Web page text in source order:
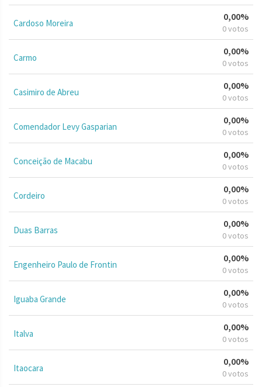
Cardoso Moreira
0,00%
0 votos
Carmo
0,00%
0 votos
Casimiro de Abreu
0,00%
0 votos
Comendador Levy Gasparian
0,00%
0 votos
Conceição de Macabu
0,00%
0 votos
Cordeiro
0,00%
0 votos
Duas Barras
0,00%
0 votos
Engenheiro Paulo de Frontin
0,00%
0 votos
Iguaba Grande
0,00%
0 votos
Italva
0,00%
0 votos
Itaocara
0,00%
0 votos